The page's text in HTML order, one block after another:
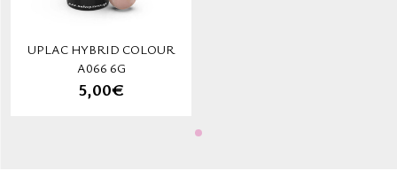
UPLAC HYBRID COLOUR
A066 6G
5,00€